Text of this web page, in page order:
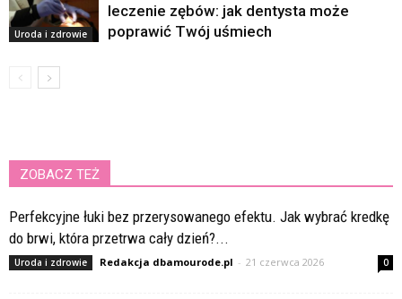
Uroda i zdrowie
leczenie zębów: jak dentysta może
poprawić Twój uśmiech
ZOBACZ TEŻ
Perfekcyjne łuki bez przerysowanego efektu. Jak wybrać kredkę
do brwi, która przetrwa cały dzień?...
Uroda i zdrowie Redakcja dbamourode.pl - 21 czerwca 2026 0